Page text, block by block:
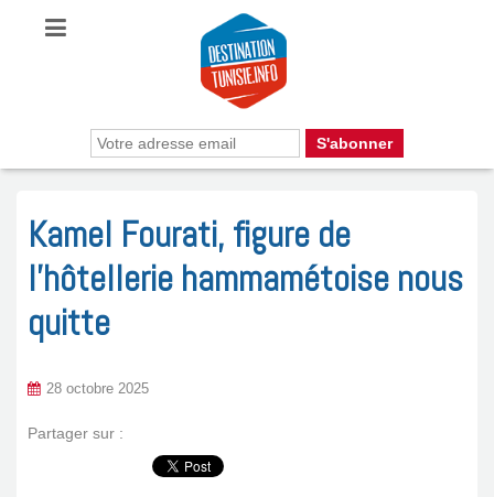
Kamel Fourati, figure de
l’hôtellerie hammamétoise nous
quitte
28 octobre 2025
Partager sur :